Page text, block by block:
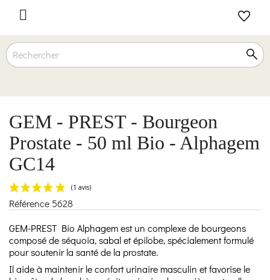

GEM - PREST - Bourgeon
Prostate - 50 ml Bio - Alphagem
GC14
Référence 5628
GEM-PREST Bio Alphagem est un complexe de bourgeons
composé de séquoia, sabal et épilobe, spécialement formulé
pour soutenir la santé de la prostate.
Il aide à maintenir le confort urinaire masculin et favorise le